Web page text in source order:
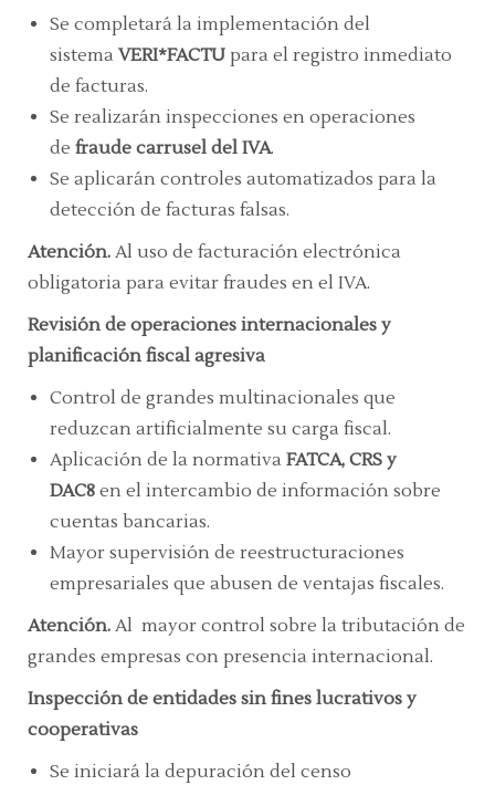
Se completará la implementación del
sistema VERI*FACTU para el registro inmediato
de facturas.
Se realizarán inspecciones en operaciones
de fraude carrusel del IVA.
Se aplicarán controles automatizados para la
detección de facturas falsas.
Atención. Al uso de facturación electrónica
obligatoria para evitar fraudes en el IVA.
Revisión de operaciones internacionales y
planificación fiscal agresiva
Control de grandes multinacionales que
reduzcan artificialmente su carga fiscal.
Aplicación de la normativa FATCA, CRS y
DAC8 en el intercambio de información sobre
cuentas bancarias.
Mayor supervisión de reestructuraciones
empresariales que abusen de ventajas fiscales.
Atención. Al mayor control sobre la tributación de
grandes empresas con presencia internacional.
Inspección de entidades sin fines lucrativos y
cooperativas
Se iniciará la depuración del censo